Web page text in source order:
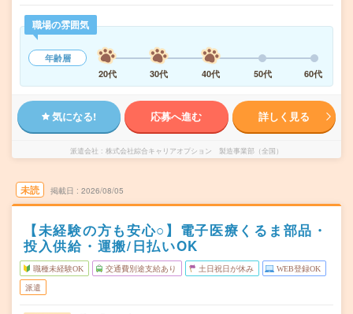
職場の雰囲気
年齢層
20代
30代 40代 50代 60代
気になる! 応募へ進む 詳しく見る
派遣会社 株式会社綜合キャリアオプション 製造事業部（全国）
未読 掲載日 2026/08/05
【未経験の方も安心○】電子医療くるま部品・
投入供給・運搬/日払いOK
職種未経験OK 交通費別途支給あり 土日祝日が休み WEB登録OK
派遣